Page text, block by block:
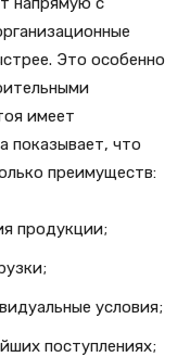
Это особенно
имеет
показывает, что
преимуществ:
продукции;
условия;
поступлениях;